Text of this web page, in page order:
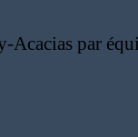
Acacias par